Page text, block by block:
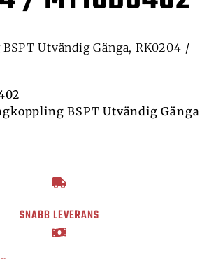
Utvändig Gänga, RK0204 /
BSPT Utvändig Gänga
SNABB LEVERANS